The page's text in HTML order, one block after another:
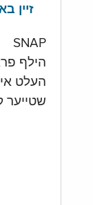
זיין
SNAP
הילף
העלט
שטייער